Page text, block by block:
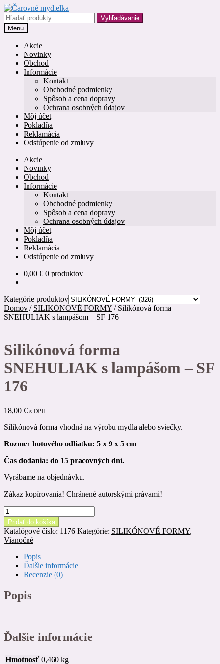
Preskočiť
na
navigáciu
Preskočiť
na
obsah
Hľadať:
Vyhľadávanie
Menu
Akcie
Novinky
Obchod
Informácie
Kontakt
Obchodné podmienky
Spôsob a cena dopravy
Ochrana osobných údajov
Môj účet
Pokladňa
Reklamácia
Odstúpenie od zmluvy
Akcie
Novinky
Obchod
Informácie
Kontakt
Obchodné podmienky
Spôsob a cena dopravy
Ochrana osobných údajov
Môj účet
Pokladňa
Reklamácia
Odstúpenie od zmluvy
0,00 € 0 produktov
Kategórie produktov
Domov / SILIKÓNOVÉ FORMY / Silikónová forma
SNEHULIAK s lampášom – SF 176
Silikónová forma
SNEHULIAK s lampášom – SF
176
18,00 € s DPH
Silikónová forma vhodná na výrobu mydla alebo sviečky.
Rozmer hotového odliatku: 5 x 9 x 5 cm
Čas dodania: do 15 pracovných dní.
Vyrábame na objednávku.
Zákaz kopírovania! Chránené autorskými právami!
množstvo
Silikónová
forma
SNEHULIAK
s
lampášom
Pridať do košíka
Katalógové číslo: 1176 Kategórie: SILIKÓNOVÉ FORMY,
Vianočné
Popis
Ďalšie informácie
Recenzie (0)
Popis
Ďalšie informácie
Hmotnosť 0,460 kg